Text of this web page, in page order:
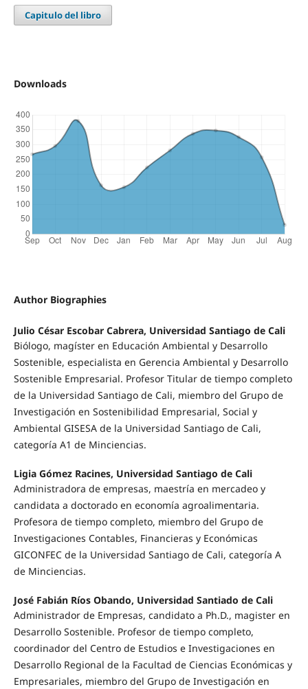
Capitulo del libro
Downloads
Author Biographies
Julio César Escobar Cabrera, Universidad Santiago de Cali
Biólogo, magíster en Educación Ambiental y Desarrollo
Sostenible, especialista en Gerencia Ambiental y Desarrollo
Sostenible Empresarial. Profesor Titular de tiempo completo
de la Universidad Santiago de Cali, miembro del Grupo de
Investigación en Sostenibilidad Empresarial, Social y
Ambiental GISESA de la Universidad Santiago de Cali,
categoría A1 de Minciencias.
Ligia Gómez Racines, Universidad Santiago de Cali
Administradora de empresas, maestría en mercadeo y
candidata a doctorado en economía agroalimentaria.
Profesora de tiempo completo, miembro del Grupo de
Investigaciones Contables, Financieras y Económicas
GICONFEC de la Universidad Santiago de Cali, categoría A
de Minciencias.
José Fabián Ríos Obando, Universidad Santiado de Cali
Administrador de Empresas, candidato a Ph.D., magister en
Desarrollo Sostenible. Profesor de tiempo completo,
coordinador del Centro de Estudios e Investigaciones en
Desarrollo Regional de la Facultad de Ciencias Económicas y
Empresariales, miembro del Grupo de Investigación en